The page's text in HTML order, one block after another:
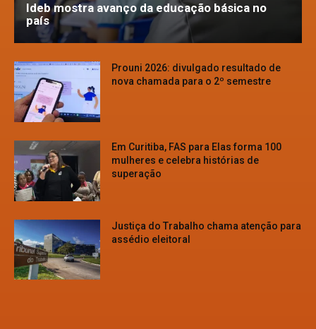
Ideb mostra avanço da educação básica no
país
Prouni 2026: divulgado resultado de
nova chamada para o 2º semestre
Em Curitiba, FAS para Elas forma 100
mulheres e celebra histórias de
superação
Justiça do Trabalho chama atenção para
assédio eleitoral